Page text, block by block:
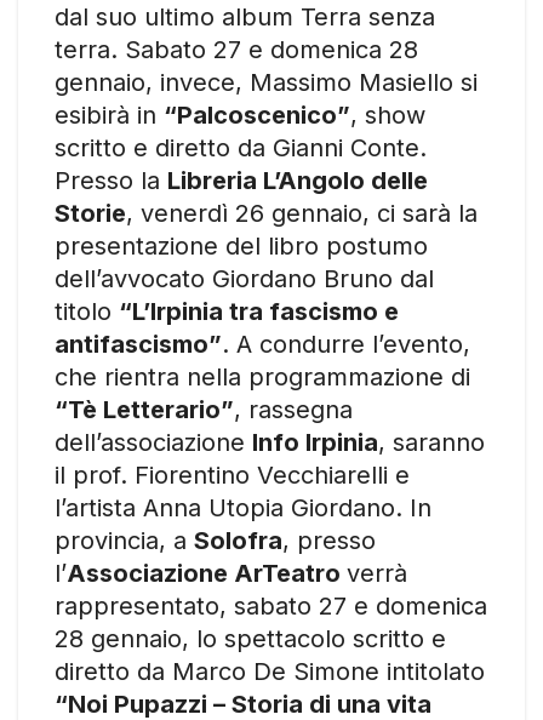
dal suo ultimo album Terra senza
terra. Sabato 27 e domenica 28
gennaio, invece, Massimo Masiello si
esibirà in “Palcoscenico”, show
scritto e diretto da Gianni Conte.
Presso la Libreria L’Angolo delle
Storie, venerdì 26 gennaio, ci sarà la
presentazione del libro postumo
dell’avvocato Giordano Bruno dal
titolo “L’Irpinia tra fascismo e
antifascismo”. A condurre l’evento,
che rientra nella programmazione di
“Tè Letterario”, rassegna
dell’associazione Info Irpinia, saranno
il prof. Fiorentino Vecchiarelli e
l’artista Anna Utopia Giordano. In
provincia, a Solofra, presso
l’Associazione ArTeatro verrà
rappresentato, sabato 27 e domenica
28 gennaio, lo spettacolo scritto e
diretto da Marco De Simone intitolato
“Noi Pupazzi – Storia di una vita